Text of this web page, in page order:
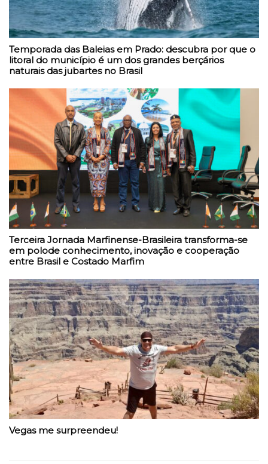
Temporada das Baleias em Prado: descubra por que o
litoral do município é um dos grandes berçários
naturais das jubartes no Brasil
Terceira Jornada Marfinense-Brasileira transforma-se
em polode conhecimento, inovação e cooperação
entre Brasil e Costado Marfim
Vegas me surpreendeu!